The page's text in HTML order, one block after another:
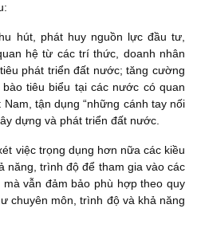
hút, phát huy nguồn lực đầu tư,
hệ từ các trí thức, doanh nhân
phát triển đất nước; tăng cường
tiêu biểu tại các nước có quan
tận dụng “những cánh tay nối
dựng và phát triển đất nước.
việc trọng dụng hơn nữa các kiều
năng, trình độ để tham gia vào các
vẫn đảm bảo phù hợp theo quy
chuyên môn, trình độ và khả năng